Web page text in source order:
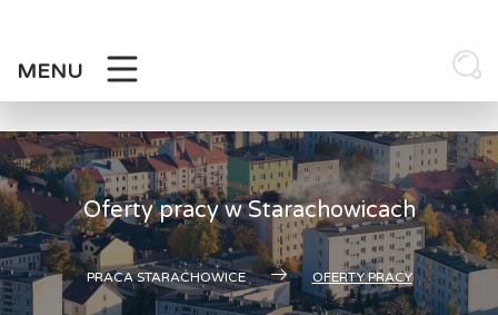
MENU
Oferty pracy w Starachowicach
PRACA STARACHOWICE OFERTY PRACY